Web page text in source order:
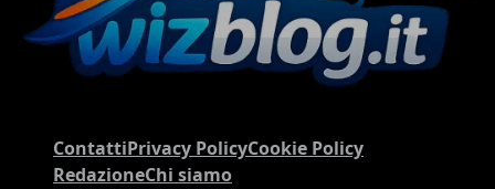
ContattiPrivacy PolicyCookie Policy
RedazioneChi siamo